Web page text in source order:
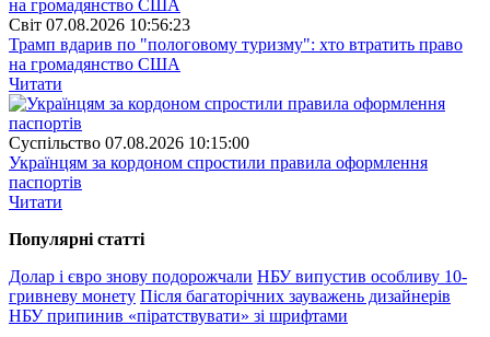
Свiт 07.08.2026 10:56:23
Трамп вдарив по "пологовому туризму": хто втратить право
на громадянство США
Читати
Суспiльство 07.08.2026 10:15:00
Українцям за кордоном спростили правила оформлення
паспортів
Читати
Популярнi статтi
Долар і євро знову подорожчали НБУ випустив особливу 10-
гривневу монету Після багаторічних зауважень дизайнерів
НБУ припинив «піратствувати» зі шрифтами